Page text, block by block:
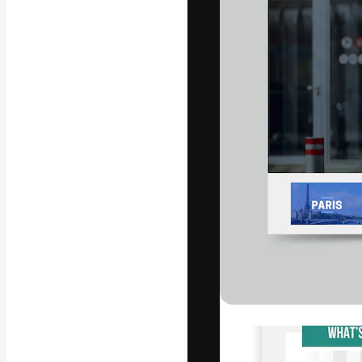
La
migliori lavori.
creativi,
Copyright ©